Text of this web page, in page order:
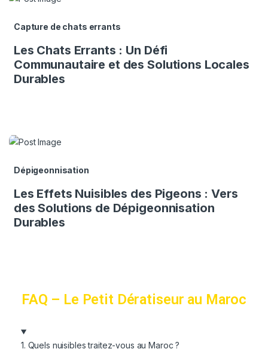
Capture de chats errants
Les Chats Errants : Un Défi
Communautaire et des Solutions Locales
Durables
Dépigeonnisation
Les Effets Nuisibles des Pigeons : Vers
des Solutions de Dépigeonnisation
Durables
FAQ – Le Petit Dératiseur au Maroc
1. Quels nuisibles traitez-vous au Maroc ?